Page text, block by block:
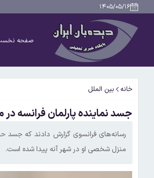
۱۴۰۵/۰۵/۱۶
صفحه
خانه بین الملل
جسد نماینده پارلمان فرانسه
رسانه‌های فرانسوی گزارش دادند که جسد
منزل شخصی‌ او در شهر آنه پیدا شده است.